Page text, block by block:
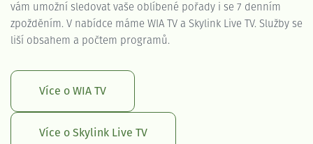
vám umožní sledovat vaše oblíbené pořady i se 7 denním
zpožděním. V nabídce máme WIA TV a Skylink Live TV. Služby se
liší obsahem a počtem programů.
Více o WIA TV
Více o Skylink Live TV